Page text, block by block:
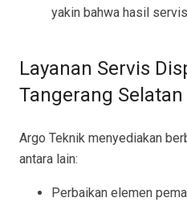
yakin bahwa hasil
Layanan Servis
Tangerang Selatan
Argo Teknik menyediakan
antara lain:
Perbaikan elemen